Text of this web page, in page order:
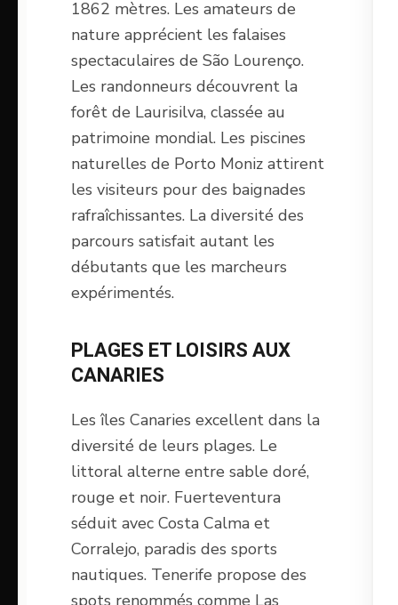
1862 mètres. Les amateurs de
nature apprécient les falaises
spectaculaires de São Lourenço.
Les randonneurs découvrent la
forêt de Laurisilva, classée au
patrimoine mondial. Les piscines
naturelles de Porto Moniz attirent
les visiteurs pour des baignades
rafraîchissantes. La diversité des
parcours satisfait autant les
débutants que les marcheurs
expérimentés.
PLAGES ET LOISIRS AUX
CANARIES
Les îles Canaries excellent dans la
diversité de leurs plages. Le
littoral alterne entre sable doré,
rouge et noir. Fuerteventura
séduit avec Costa Calma et
Corralejo, paradis des sports
nautiques. Tenerife propose des
spots renommés comme Las